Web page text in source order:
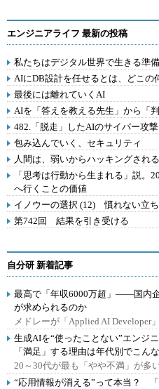
エンジニアライフ 最新の投稿
私たちはデジタル世界で生きる準
AIにDB設計を任せるとは、どこの
最後には離れていくAI
AIを「答えを教える先生」から「
482.「脱走」したAIのサイバー攻撃
包み込んでいく、セキュリティ
人間は、弱いからハッキングされ
「思考は行動から生まれる」説。
へ行くことの価値
イノウーの選択 (12) 慣れない立
第742回 結果を引き受ける
自分研 新着記事
最高で「年収6000万超」――国内
が求められるのか
メドレーが「Applied AI Developer
生成AIを“使ったことない”エンジ
「満足」する理由は年代別でこん
20～30代が最も「やや不満」が多
“応用情報が消える”って本当？